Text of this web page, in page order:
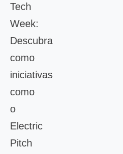
Tech
Week:
Descubra
como
iniciativas
como
o
Electric
Pitch